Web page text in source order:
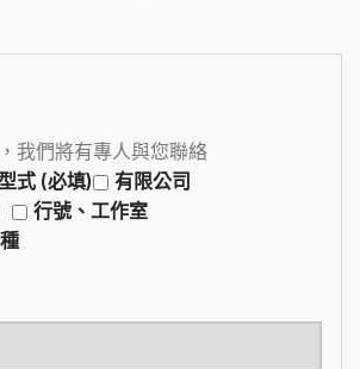
我們將有專人與您聯絡
式 (必填)
有限公司
行號、工作室